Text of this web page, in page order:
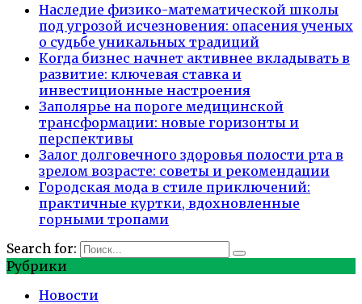
Наследие физико-математической школы
под угрозой исчезновения: опасения ученых
о судьбе уникальных традиций
Когда бизнес начнет активнее вкладывать в
развитие: ключевая ставка и
инвестиционные настроения
Заполярье на пороге медицинской
трансформации: новые горизонты и
перспективы
Залог долговечного здоровья полости рта в
зрелом возрасте: советы и рекомендации
Городская мода в стиле приключений:
практичные куртки, вдохновленные
горными тропами
Search for:
Рубрики
Новости